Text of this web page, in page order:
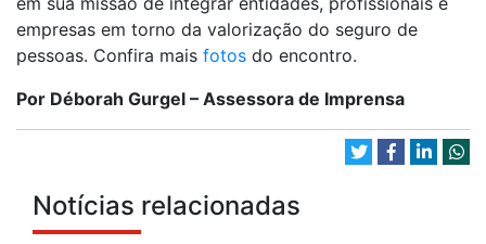
empresas em torno da valorização do seguro de
pessoas. Confira mais fotos do encontro.
Por Déborah Gurgel – Assessora de Imprensa
Notícias relacionadas